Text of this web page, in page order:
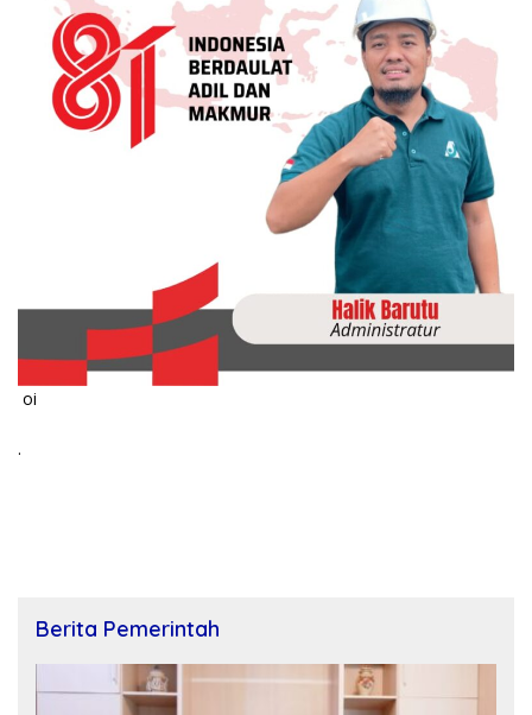
oi
.
Berita Pemerintah